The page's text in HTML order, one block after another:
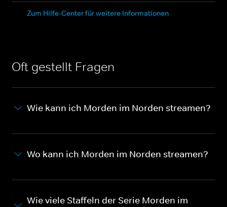
Zum Hilfe-Center für weitere Informationen
Oft gestellt Fragen
Wie kann ich Morden im Norden streamen?
Wo kann ich Morden im Norden streamen?
Wie viele Staffeln der Serie Morden im